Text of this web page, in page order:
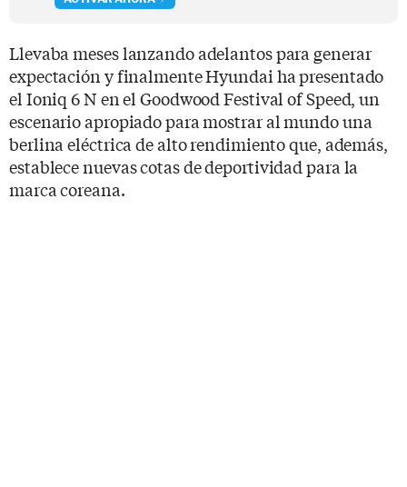
Llevaba meses lanzando adelantos para generar
expectación y finalmente Hyundai ha presentado
el Ioniq 6 N en el Goodwood Festival of Speed, un
escenario apropiado para mostrar al mundo una
berlina eléctrica de alto rendimiento que, además,
establece nuevas cotas de deportividad para la
marca coreana.